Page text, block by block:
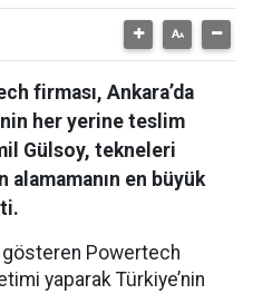
firması, Ankara’da
her yerine teslim
Gülsoy, tekneleri
en büyük
gösteren Powertech
yaparak Türkiye’nin